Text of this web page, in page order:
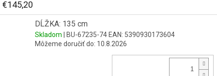
€145,20
DĹŽKA: 135 cm
Skladom | BU-67235-74 EAN: 5390930173604
Môžeme doručiť do: 10.8.2026